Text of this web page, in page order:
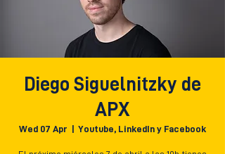
Diego Siguelnitzky de
APX
Wed 07 Apr Youtube, LinkedIn y Facebook